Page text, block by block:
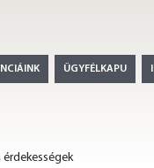
ÜGYFÉLKAPU
érdekességek